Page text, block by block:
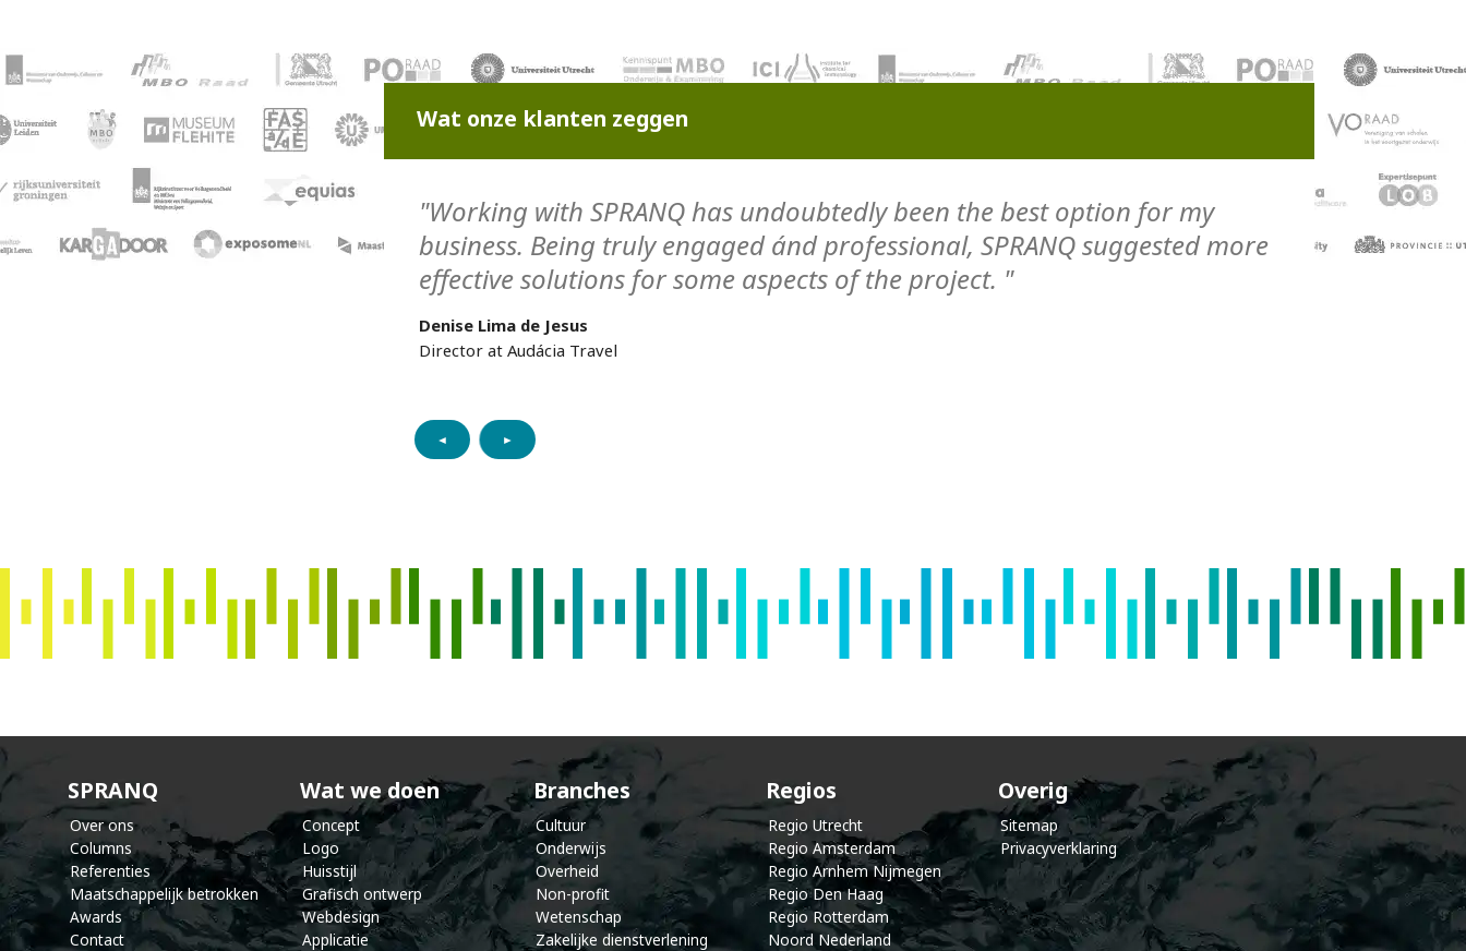
Wat onze klanten zeggen
"Working with SPRANQ has undoubtedly been the best option for my
business. Being truly engaged ánd professional, SPRANQ suggested more
effective solutions for some aspects of the project. "
Denise Lima de Jesus
Director at Audácia Travel
◄ ►
sp ra nke le ndeco m mu
SPRANQ
Over ons
Columns
Referenties
Maatschappelijk betrokken
Awards
Contact
Wat we doen
Concept
Logo
Huisstijl
Grafisch ontwerp
Webdesign
Applicatie
Branches
Cultuur
Onderwijs
Overheid
Non-profit
Wetenschap
Zakelijke dienstverlening
Regios
Regio Utrecht
Regio Amsterdam
Regio Arnhem Nijmegen
Regio Den Haag
Regio Rotterdam
Noord Nederland
Overig
Sitemap
Privacyverklaring